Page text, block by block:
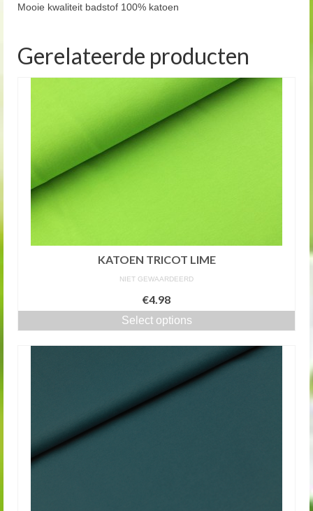
Mooie kwaliteit badstof 100% katoen
Gerelateerde producten
KATOEN TRICOT LIME
NIET GEWAARDEERD
€4.98
Select options